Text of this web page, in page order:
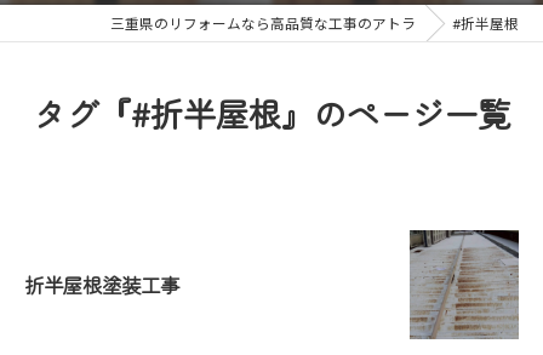
三重県のリフォームなら高品質な工事のアトラ #折半屋根
タグ『#折半屋根』のページ一覧
折半屋根塗装工事